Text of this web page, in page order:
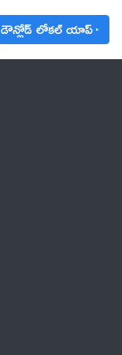
డౌన్లోడ్ లోకల్ యాప్